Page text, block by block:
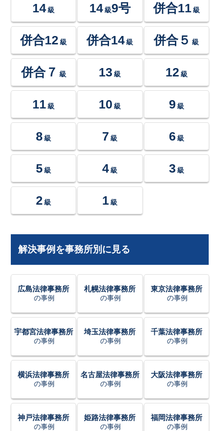
14 級 14級9号 併合11 級
併合12 級 併合14 級 併合５ 級
併合７ 級 13 級 12 級
11 級 10 級 9 級
8 級 7 級 6 級
5 級 4 級 3 級
2 級 1 級
解決事例を事務所別に見る
広島法律事務所
の事例
札幌法律事務所
の事例
東京法律事務所
の事例
宇都宮法律事務所
の事例
埼玉法律事務所
の事例
千葉法律事務所
の事例
横浜法律事務所
の事例
名古屋法律事務所
の事例
大阪法律事務所
の事例
神戸法律事務所
の事例
姫路法律事務所
の事例
福岡法律事務所
の事例